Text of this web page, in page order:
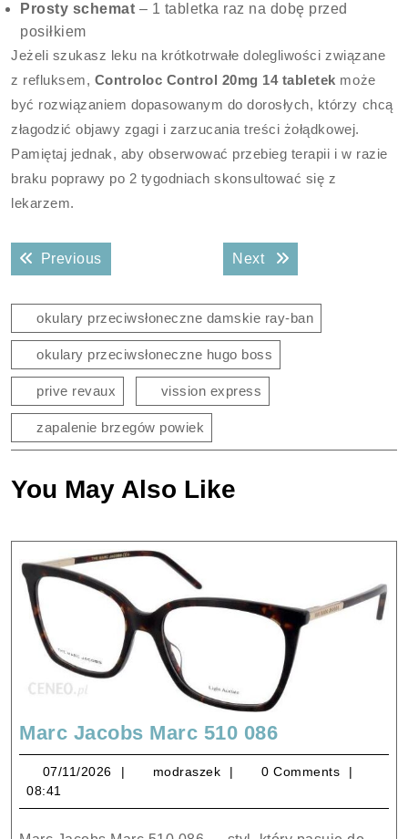
Prosty schemat – 1 tabletka raz na dobę przed
posiłkiem
Jeżeli szukasz leku na krótkotrwałe dolegliwości związane
z refluksem, Controloc Control 20mg 14 tabletek może
być rozwiązaniem dopasowanym do dorosłych, którzy chcą
złagodzić objawy zgagi i zarzucania treści żołądkowej.
Pamiętaj jednak, aby obserwować przebieg terapii i w razie
braku poprawy po 2 tygodniach skonsultować się z
lekarzem.
Nawigacja
wpisuPreviousPrevious post: Next Next post:
okulary przeciwsłoneczne damskie ray-ban
okulary przeciwsłoneczne hugo boss
prive revaux vission express
zapalenie brzegów powiek
You May Also Like
Marc Jacobs Marc 510 086Marc
Jacobs
Marc
510
07/11/2026 07/11/2026
modraszek modraszek
0 Comments
08:41